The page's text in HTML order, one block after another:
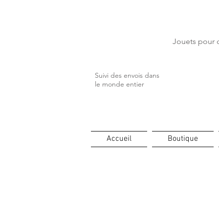
Jouets pour
Suivi des envois dans
le monde entier
Accueil Boutique